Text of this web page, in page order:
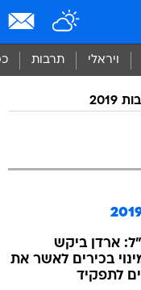
ויראלי תרבות
ארדן ביקש
בכירים לאשר את
לתפקיד